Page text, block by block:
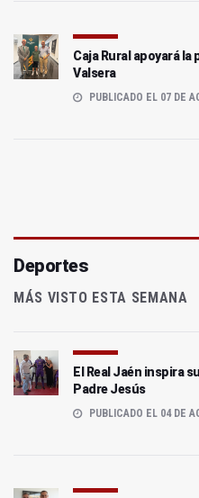
Caja Rural apoyará
Valsera
PUBLICADO EL 07 DE
Deportes
MÁS VISTO ESTA SEMANA
El Real Jaén inspira
Padre Jesús
PUBLICADO EL 04 DE